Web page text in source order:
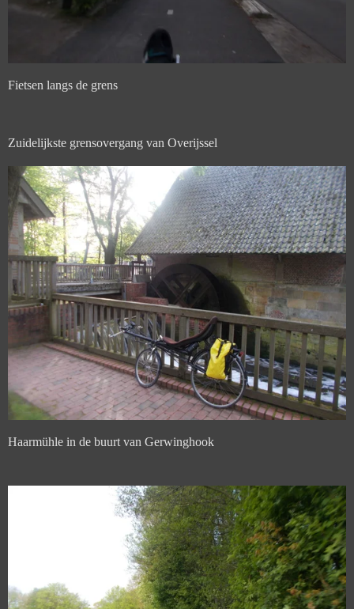
Fietsen langs de grens
Zuidelijkste grensovergang van Overijssel
Haarmühle in de buurt van Gerwinghook